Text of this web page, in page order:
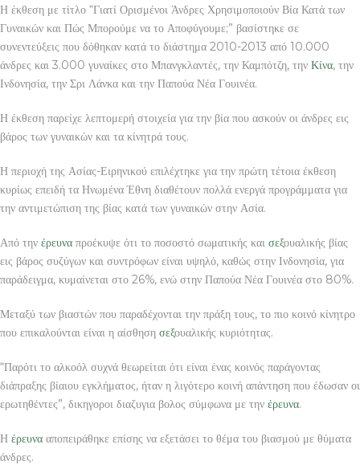
Η έκθεση με τίτλο “Γιατί Ορισμένοι Άνδρες Χρησιμοποιούν Βία Κατά των
Γυναικών και Πώς Μπορούμε να το Αποφύγουμε;” βασίστηκε σε
συνεντεύξεις που δόθηκαν κατά το διάστημα 2010-2013 από 10.000
άνδρες και 3.000 γυναίκες στο Μπανγκλαντές, την Καμπότζη, την Κίνα, την
Ινδονησία, την Σρι Λάνκα και την Παπούα Νέα Γουινέα.
Η έκθεση παρείχε λεπτομερή στοιχεία για την βία που ασκούν οι άνδρες εις
βάρος των γυναικών και τα κίνητρά τους.
Η περιοχή της Ασίας-Ειρηνικού επιλέχτηκε για την πρώτη τέτοια έκθεση
κυρίως επειδή τα Ηνωμένα Έθνη διαθέτουν πολλά ενεργά προγράμματα για
την αντιμετώπιση της βίας κατά των γυναικών στην Ασία.
Από την έρευνα προέκυψε ότι το ποσοστό σωματικής και σεξουαλικής βίας
εις βάρος συζύγων και συντρόφων είναι υψηλό, καθώς στην Ινδονησία, για
παράδειγμα, κυμαίνεται στο 26%, ενώ στην Παπούα Νέα Γουινέα στο 80%.
Μεταξύ των βιαστών που παραδέχονται την πράξη τους, το πιο κοινό κίνητρο
που επικαλούνται είναι η αίσθηση σεξουαλικής κυριότητας.
“Παρότι το αλκοόλ συχνά θεωρείται ότι είναι ένας κοινός παράγοντας
διάπραξης βίαιου εγκλήματος, ήταν η λιγότερο κοινή απάντηση που έδωσαν οι
ερωτηθέντες”, δικηγοροι διαζυγια βολος σύμφωνα με την έρευνα.
Η έρευνα αποπειράθηκε επίσης να εξετάσει το θέμα του βιασμού με θύματα
άνδρες.